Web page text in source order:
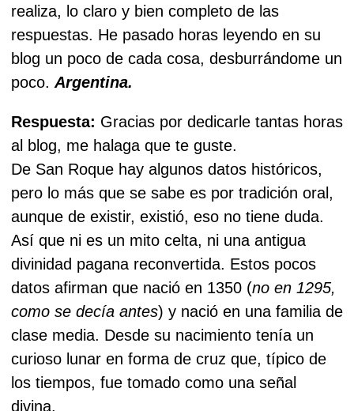
realiza, lo claro y bien completo de las
respuestas. He pasado horas leyendo en su
blog un poco de cada cosa, desburrándome un
poco. Argentina.
Respuesta: Gracias por dedicarle tantas horas
al blog, me halaga que te guste.
De San Roque hay algunos datos históricos,
pero lo más que se sabe es por tradición oral,
aunque de existir, existió, eso no tiene duda.
Así que ni es un mito celta, ni una antigua
divinidad pagana reconvertida. Estos pocos
datos afirman que nació en 1350 (no en 1295,
como se decía antes) y nació en una familia de
clase media. Desde su nacimiento tenía un
curioso lunar en forma de cruz que, típico de
los tiempos, fue tomado como una señal
divina.